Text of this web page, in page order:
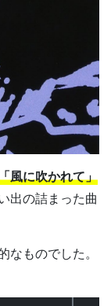
風に吹かれて」
出の詰まった曲
ものでした。